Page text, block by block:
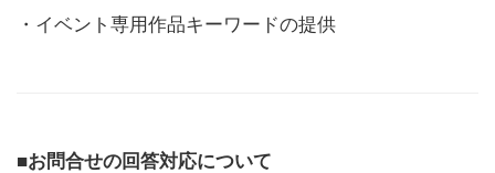
・イベント専用作品キーワードの提供
■お問合せの回答対応について